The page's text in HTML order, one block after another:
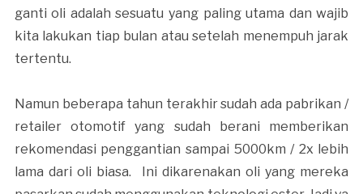
ganti oli adalah sesuatu yang paling utama dan wajib
kita lakukan tiap bulan atau setelah menempuh jarak
tertentu.
Namun beberapa tahun terakhir sudah ada pabrikan /
retailer otomotif yang sudah berani memberikan
rekomendasi penggantian sampai 5000km / 2x lebih
lama dari oli biasa. Ini dikarenakan oli yang mereka